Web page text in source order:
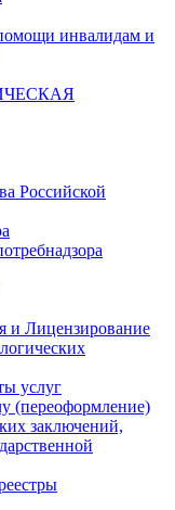
инвалидам и
Российской
и Лицензирование
услуг
(переоформление)
заключений,